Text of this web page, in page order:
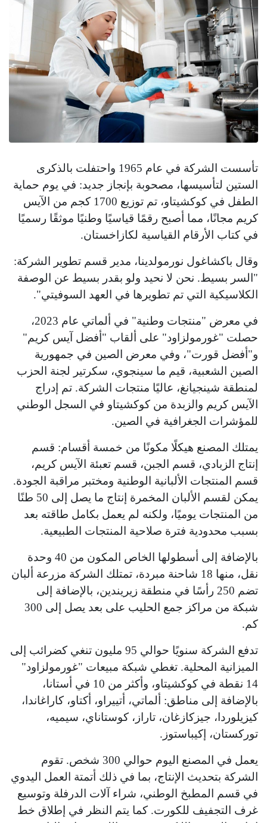
تأسست الشركة في عام 1965 واحتفلت بالذكرى
الستين لتأسيسها، مصحوبة بإنجاز جديد: في يوم حماية
الطفل في كوكشيتاو، تم توزيع 1700 كجم من الآيس
كريم مجانًا، مما أصبح رقمًا قياسيًا وطنيًا موثقًا رسميًا
في كتاب الأرقام القياسية لكازاخستان.
وقال باكشاغول نورمولدينا، مدير قسم تطوير الشركة:
"السر بسيط. نحن لا نحيد ولو بقدر بسيط عن الوصفة
الكلاسيكية التي تم تطويرها في العهد السوفيتي".
في معرض "منتجات وطنية" في ألماتي عام 2023،
حصلت "غورمولزاود" على ألقاب "أفضل آيس كريم"
و"أفضل قورت"، وفي معرض الصين في جمهورية
الصين الشعبية، قيم ما سينجوي، سكرتير لجنة الحزب
لمنطقة شينجيانغ، عاليًا منتجات الشركة. تم إدراج
الآيس كريم والزبدة من كوكشيتاو في السجل الوطني
للمؤشرات الجغرافية في الصين.
يمتلك المصنع هيكلًا مكونًا من خمسة أقسام: قسم
إنتاج الزبادي، قسم الجبن، قسم تعبئة الآيس كريم،
قسم المنتجات الألبانية الوطنية ومختبر مراقبة الجودة.
يمكن لقسم الألبان المخمرة إنتاج ما يصل إلى 50 طنًا
من المنتجات يوميًا، ولكنه لم يعمل بكامل طاقته بعد
بسبب محدودية فترة صلاحية المنتجات الطبيعية.
بالإضافة إلى أسطولها الخاص المكون من 40 وحدة
نقل، منها 18 شاحنة مبردة، تمتلك الشركة مزرعة ألبان
تضم 250 رأسًا في منطقة زيريندين، بالإضافة إلى
شبكة من مراكز جمع الحليب على بعد يصل إلى 300
كم.
تدفع الشركة سنويًا حوالي 95 مليون تنغي كضرائب إلى
الميزانية المحلية. تغطي شبكة مبيعات "غورمولزاود"
14 نقطة في كوكشيتاو، وأكثر من 10 في أستانا،
بالإضافة إلى مناطق: ألماتي، أتييراو، أكتاو، كاراغاندا،
كيزيلوردا، جيزكازغان، تاراز، كوستاناي، سيميه،
توركستان، إكيباستوز.
يعمل في المصنع اليوم حوالي 300 شخص. تقوم
الشركة بتحديث الإنتاج، بما في ذلك أتمتة العمل اليدوي
في قسم المطبخ الوطني، شراء آلات الدرفلة وتوسيع
غرف التجفيف للكورت. كما يتم النظر في إطلاق خط